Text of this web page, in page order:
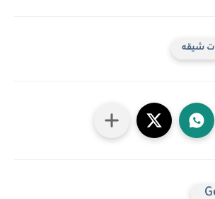
شيقه